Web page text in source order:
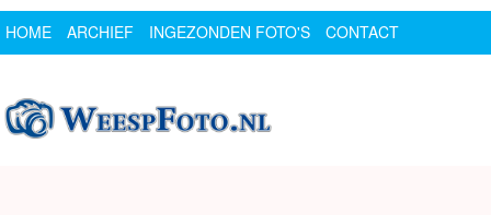
HOME ARCHIEF INGEZONDEN FOTO'S
CONTACT